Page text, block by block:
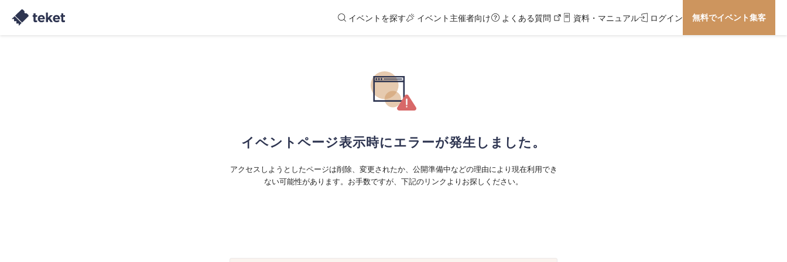
イベントを探す イベント主催者向け よくある質問 資料・マニュアル ログイン 無料でイベント集客
イベントページ表示時にエラーが発生しました。
アクセスしようとしたページは削除、変更されたか、公開準備中などの理由により現在利用でき
ない可能性があります。お手数ですが、下記のリンクよりお探しください。